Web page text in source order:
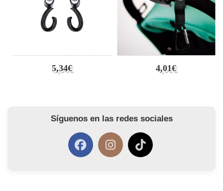
5,34€ 4,01€
Síguenos en las redes sociales